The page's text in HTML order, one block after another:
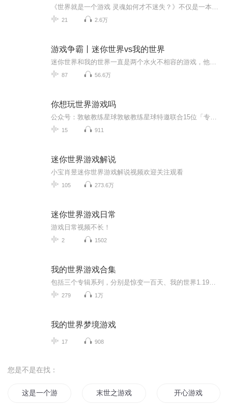
21 2.6万
游戏争霸丨迷你世界vs我的世界
87 56.6万
你想玩世界游戏吗
15 911
迷你世界游戏解说
小宝肖昱迷你世界游戏解说视频欢迎关注观看
105 273.6万
迷你世界游戏日常
游戏日常视频不长！
2 1502
我的世界游戏合集
279 1万
我的世界梦境游戏
17 908
您是不是在找：
这是一个游戏 末世之游戏天下 开心游戏